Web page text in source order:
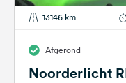
13146 km
Afgerond
Noorderlicht